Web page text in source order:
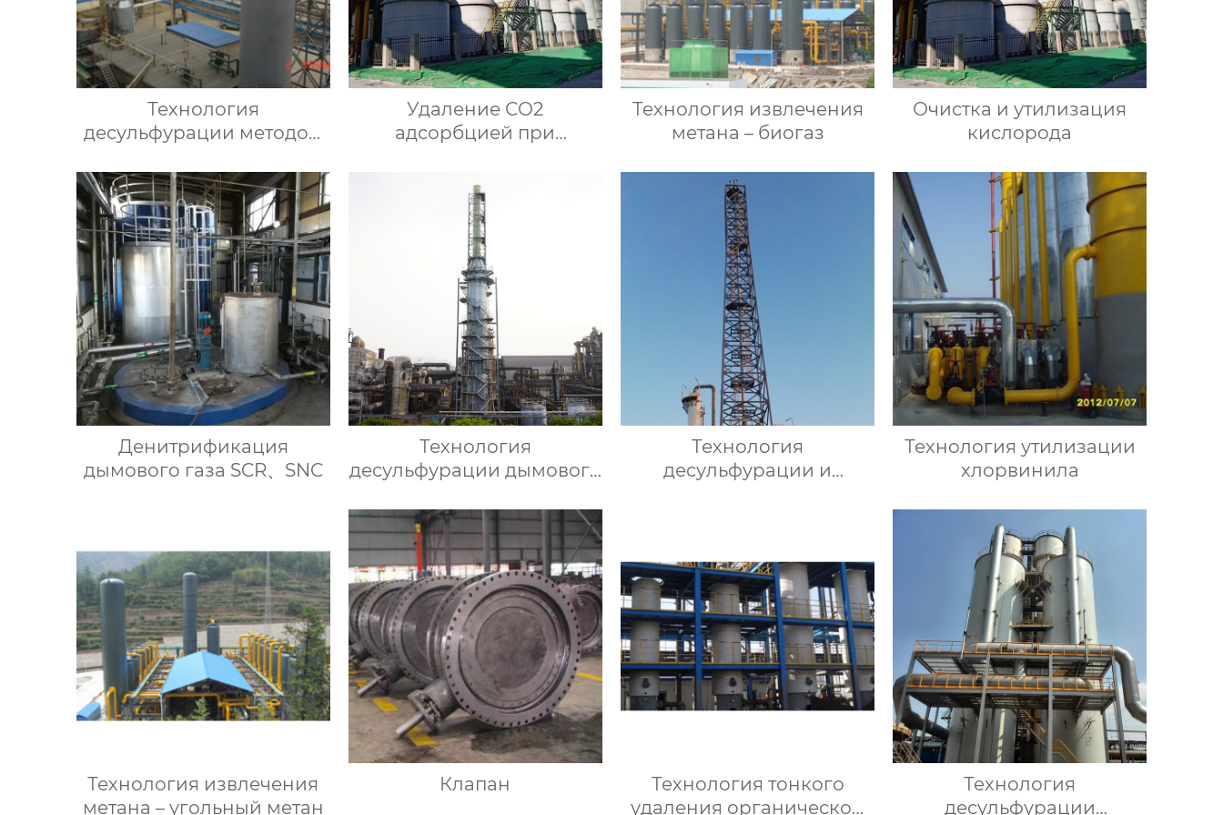
Технология
десульфурации методом
Удаление СО2
адсорбцией при
Технология извлечения
метана – биогаз
Очистка и утилизация
кислорода
Денитрификация
дымового газа SCR、SNC
Технология
десульфурации дымового
Технология
десульфурации и
Технология утилизации
хлорвинила
Технология извлечения
метана – угольный метан
Клапан
Технология тонкого
удаления органической
Технология
десульфурации